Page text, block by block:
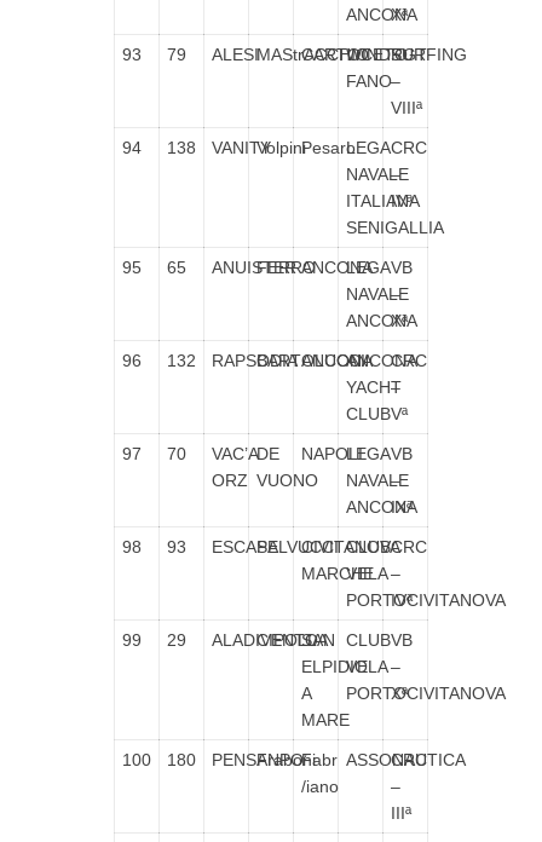
ANCONA
Xª
93 79 ALESIMAStrACCHIO
CARTOCETO
WINDSURFING
FANO
RGT
–
VIIIª
94 138 VANITYVolpiniPesaroLEGA
NAVALE
ITALIANA
SENIGALLIA
CRC
–
IVª
95 65 ANUISTER
FERROANCONA
LEGA
NAVALE
ANCONA
VB
–
Xª
96 132 RAPSODIABARTOLUCCI
ANCONAANCONA
YACHT
CLUB
CRC
–
Vª
97 70
VAC’A
ORZ
DE
VUONO
NAPOLILEGA
NAVALE
ANCONA
VB
–
IXª
98 93 ESCAPESALVUCCICIVITANOVA
MARCHE
CLUB
VELA
PORTOCIVITANOVA
CRC
–
IVª
99 29 ALADIVENTO
CIPOLLA
SAN
ELPIDIO
A
MARE
CLUB
VELA
PORTOCIVITANOVA
VB
–
Xª
100 180 PENSANPO’
FraboniFabr
/iano
ASSONAUTICA
CRC
–
IIIª